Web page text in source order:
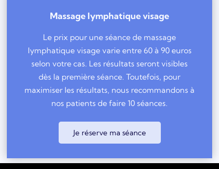
Massage lymphatique visage
Le prix pour une séance de massage
lymphatique visage varie entre 60 à 90 euros
selon votre cas. Les résultats seront visibles
dès la première séance. Toutefois, pour
maximiser les résultats, nous recommandons à
nos patients de faire 10 séances.
Je réserve ma séance